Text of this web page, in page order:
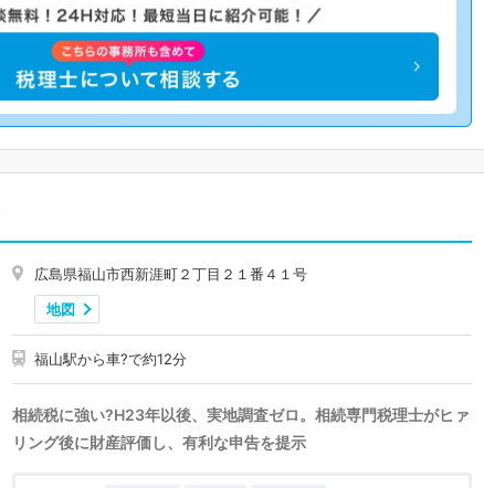
広島県福山市西新涯町２丁目２１番４１号
地図
福山駅から車?で約12分
相続税に強い?H23年以後、実地調査ゼロ。相続専門税理士がヒァ
リング後に財産評価し、有利な申告を提示